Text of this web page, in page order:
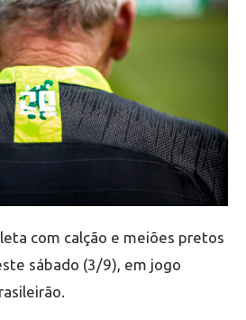
com calção e meiões pretos
sábado (3/9), em jogo